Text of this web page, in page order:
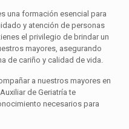
una formación esencial para
y atención de personas
el privilegio de brindar un
mayores, asegurando
de cariño y calidad de vida.
a nuestros mayores en
de Geriatría te
necesarios para